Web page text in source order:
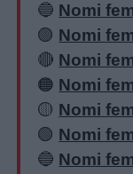
🔵 Nomi
🟣 Nomi
🔴 Nomi
🟠 Nomi
🟡 Nomi
🟢 Nomi
🔵 Nomi